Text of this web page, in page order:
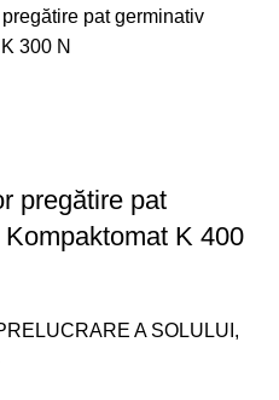
pregătire pat
K 400
A SOLULUI ,